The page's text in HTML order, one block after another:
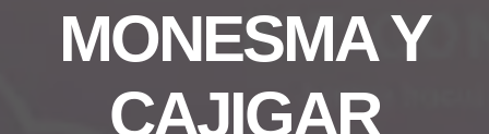
MONESMA Y
CAJIGAR